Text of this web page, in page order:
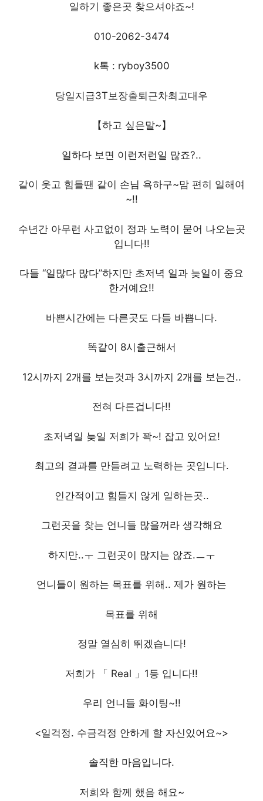
일하기 좋은곳 찾으셔야죠~!
010-2062-3474
k톡 : ryboy3500
당일지급3T보장출퇴근차최고대우
【하고 싶은말~】
일하다 보면 이런저런일 많죠?..
같이 웃고 힘들땐 같이 손님 욕하구~맘 편히 일해여
~!!
수년간 아무런 사고없이 정과 노력이 묻어 나오는곳
입니다!!
다들 “일많다 많다”하지만 초저녁 일과 늦일이 중요
한거예요!!
바쁜시간에는 다른곳도 다들 바쁩니다.
똑같이 8시출근해서
12시까지 2개를 보는것과 3시까지 2개를 보는건..
전혀 다른겁니다!!
초저녁일 늦일 저희가 꽉~! 잡고 있어요!
최고의 결과를 만들려고 노력하는 곳입니다.
인간적이고 힘들지 않게 일하는곳..
그런곳을 찾는 언니들 많을꺼라 생각해요
하지만..ㅜ 그런곳이 많지는 않죠.ㅡㅜ
언니들이 원하는 목표를 위해.. 제가 원하는
목표를 위해
정말 열심히 뛰겠습니다!
저희가 「 Real 」1등 입니다!!
우리 언니들 화이팅~!!
<일걱정. 수금걱정 안하게 할 자신있어요~>
솔직한 마음입니다.
저희와 함께 했음 해요~